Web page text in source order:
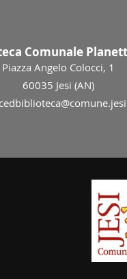
Comunale
Piazza Angelo Colocci, 1
60035 Jesi (AN)